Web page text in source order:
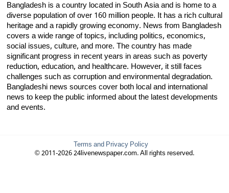
Bangladesh is a country located in South Asia and is home to a
diverse population of over 160 million people. It has a rich cultural
heritage and a rapidly growing economy. News from Bangladesh
covers a wide range of topics, including politics, economics,
social issues, culture, and more. The country has made
significant progress in recent years in areas such as poverty
reduction, education, and healthcare. However, it still faces
challenges such as corruption and environmental degradation.
Bangladeshi news sources cover both local and international
news to keep the public informed about the latest developments
and events.
Terms and Privacy Policy
© 2011-2026 24livenewspaper.com. All rights reserved.